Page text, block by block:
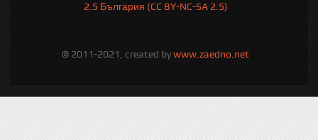
2.5 България (CC BY-NC-SA 2.5)
© 2011-2021, created bywww.zaedno.net